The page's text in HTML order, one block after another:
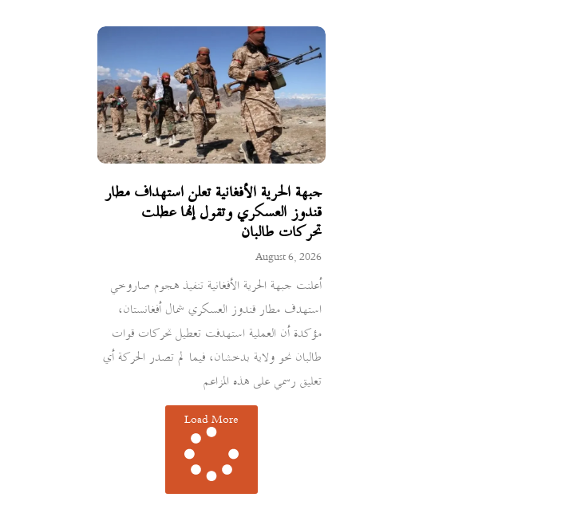
جبهة الحرية الأفغانية تعلن استهداف مطار
قندوز العسكري وتقول إنها عطلت
تحركات طالبان
August 6, 2026
أعلنت جبهة الحرية الأفغانية تنفيذ هجوم صاروخي
استهدف مطار قندوز العسكري شمال أفغانستان،
مؤكدة أن العملية استهدفت تعطيل تحركات قوات
طالبان نحو ولاية بدخشان، فيما لم تصدر الحركة أي
تعليق رسمي على هذه المزاعم
Load More